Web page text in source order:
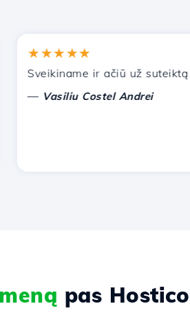
Rekomendavau jus
★★★★★
Sveikiname ir ačiū už suteiktą
Vasiliu Costel Andrei
pas